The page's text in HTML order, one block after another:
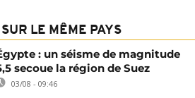
SUR LE MÊME PAYS
: un séisme de magnitude
secoue la région de Suez
03/08 - 09:46